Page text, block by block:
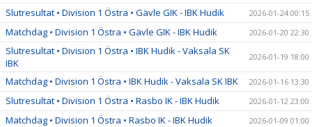
Slutresultat • Division 1 Östra • Gävle GIK - IBK Hudik 2026-01-24 00:15
Matchdag • Division 1 Östra • Gävle GIK - IBK Hudik 2026-01-20 22:30
Slutresultat • Division 1 Östra • IBK Hudik - Vaksala SK
IBK
2026-01-19 18:00
Matchdag • Division 1 Östra • IBK Hudik - Vaksala SK IBK 2026-01-16 13:30
Slutresultat • Division 1 Östra • Rasbo IK - IBK Hudik 2026-01-12 23:00
Matchdag • Division 1 Östra • Rasbo IK - IBK Hudik 2026-01-09 01:00